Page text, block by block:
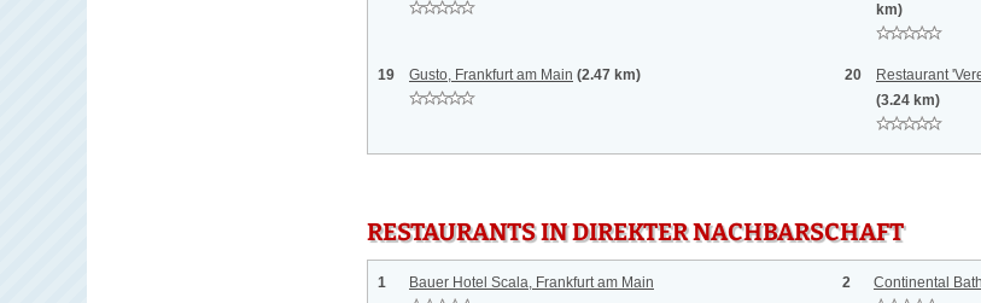
km)
19 Gusto, Frankfurt am Main (2.47 km) 20
Restaurant
(3.24 km)
RESTAURANTS IN DIREKTER NACHBARSCHAFT
1 Bauer Hotel Scala, Frankfurt am Main 2 Continental